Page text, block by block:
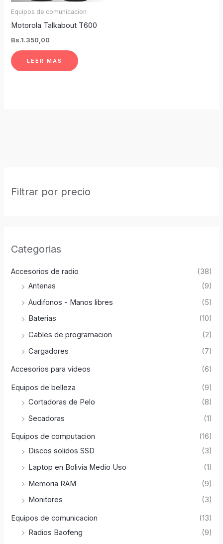
Filtrar por precio
Categorias
Accesorios de radio
(38)
Antenas
(9)
Audifonos - Manos libres
(5)
Baterias
(10)
Cables de programacion
(2)
Cargadores
(7)
Accesorios para videos (6)
Equipos de belleza
(9)
Cortadoras de Pelo
(8)
Secadoras
(1)
Equipos de computacion
(16)
Discos solidos SSD
(3)
Laptop en Bolivia Medio Uso
(1)
Memoria RAM
(9)
Monitores
(3)
Equipos de comunicacion
(13)
Radios Baofeng
(9)
Equipos de comunicacion
Motorola Talkabout T600
Bs.1.350,00
LEER MÁS